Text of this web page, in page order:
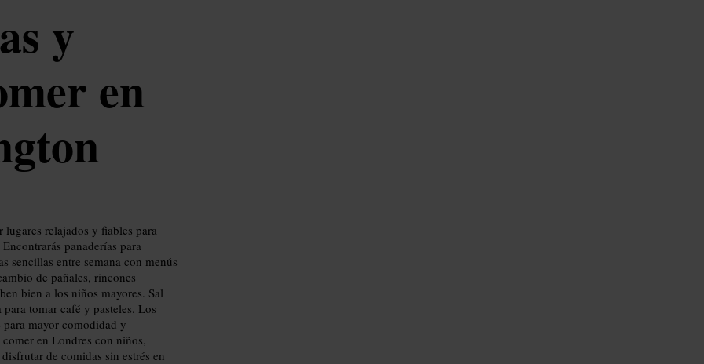
y
en
relajados y fiables para
panaderías para
sencillas entre semana con menús
de pañales, rincones
bien a los niños mayores. Sal
tomar café y pasteles. Los
para mayor comodidad y
en Londres con niños,
de comidas sin estrés en